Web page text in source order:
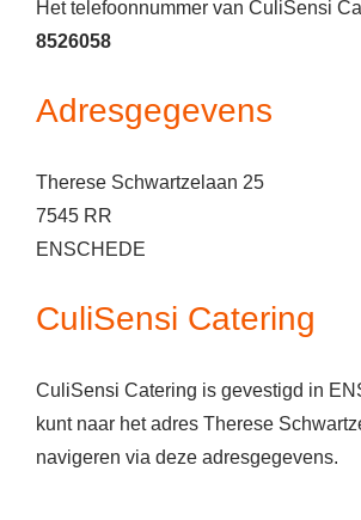
Het telefoonnummer van CuliSensi
8526058
Adresgegevens
Therese Schwartzelaan 25
7545 RR
ENSCHEDE
CuliSensi Catering
CuliSensi Catering is gevestigd in
kunt naar het adres Therese
navigeren via deze adresgegevens.